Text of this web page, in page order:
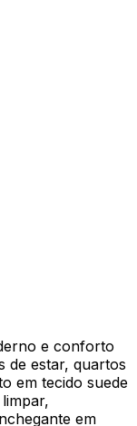
e conforto
de estar, quartos
em tecido suede
em